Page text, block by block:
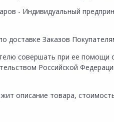
- Индивидуальный
доставке Заказов
совершать при ее помощи
Российской
описание товара,